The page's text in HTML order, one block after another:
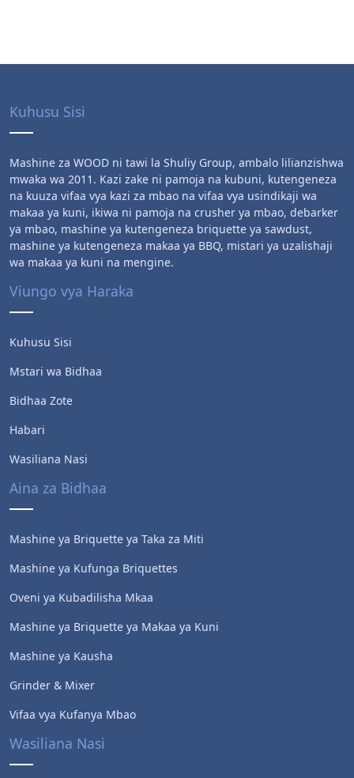
Kuhusu Sisi
Mashine za WOOD ni tawi la Shuliy Group, ambalo lilianzishwa
mwaka wa 2011. Kazi zake ni pamoja na kubuni, kutengeneza
na kuuza vifaa vya kazi za mbao na vifaa vya usindikaji wa
makaa ya kuni, ikiwa ni pamoja na crusher ya mbao, debarker
ya mbao, mashine ya kutengeneza briquette ya sawdust,
mashine ya kutengeneza makaa ya BBQ, mistari ya uzalishaji
wa makaa ya kuni na mengine.
Viungo vya Haraka
Kuhusu Sisi
Mstari wa Bidhaa
Bidhaa Zote
Habari
Wasiliana Nasi
Aina za Bidhaa
Mashine ya Briquette ya Taka za Miti
Mashine ya Kufunga Briquettes
Oveni ya Kubadilisha Mkaa
Mashine ya Briquette ya Makaa ya Kuni
Mashine ya Kausha
Grinder & Mixer
Vifaa vya Kufanya Mbao
Wasiliana Nasi